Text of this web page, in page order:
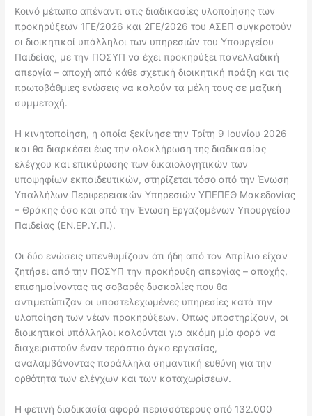
Κοινό μέτωπο απέναντι στις διαδικασίες υλοποίησης των
προκηρύξεων 1ΓΕ/2026 και 2ΓΕ/2026 του ΑΣΕΠ συγκροτούν
οι διοικητικοί υπάλληλοι των υπηρεσιών του Υπουργείου
Παιδείας, με την ΠΟΣΥΠ να έχει προκηρύξει πανελλαδική
απεργία – αποχή από κάθε σχετική διοικητική πράξη και τις
πρωτοβάθμιες ενώσεις να καλούν τα μέλη τους σε μαζική
συμμετοχή.
Η κινητοποίηση, η οποία ξεκίνησε την Τρίτη 9 Ιουνίου 2026
και θα διαρκέσει έως την ολοκλήρωση της διαδικασίας
ελέγχου και επικύρωσης των δικαιολογητικών των
υποψηφίων εκπαιδευτικών, στηρίζεται τόσο από την Ένωση
Υπαλλήλων Περιφερειακών Υπηρεσιών ΥΠΕΠΕΘ Μακεδονίας
– Θράκης όσο και από την Ένωση Εργαζομένων Υπουργείου
Παιδείας (ΕΝ.ΕΡ.Υ.Π.).
Οι δύο ενώσεις υπενθυμίζουν ότι ήδη από τον Απρίλιο είχαν
ζητήσει από την ΠΟΣΥΠ την προκήρυξη απεργίας – αποχής,
επισημαίνοντας τις σοβαρές δυσκολίες που θα
αντιμετώπιζαν οι υποστελεχωμένες υπηρεσίες κατά την
υλοποίηση των νέων προκηρύξεων. Όπως υποστηρίζουν, οι
διοικητικοί υπάλληλοι καλούνται για ακόμη μία φορά να
διαχειριστούν έναν τεράστιο όγκο εργασίας,
αναλαμβάνοντας παράλληλα σημαντική ευθύνη για την
ορθότητα των ελέγχων και των καταχωρίσεων.
Η φετινή διαδικασία αφορά περισσότερους από 132.000